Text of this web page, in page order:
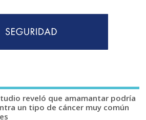
reveló que amamantar podría
un tipo de cáncer muy común